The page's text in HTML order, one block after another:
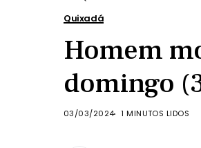
Quixadá
Homem
domingo
03/03/2024 1 MINUTOS LIDOS